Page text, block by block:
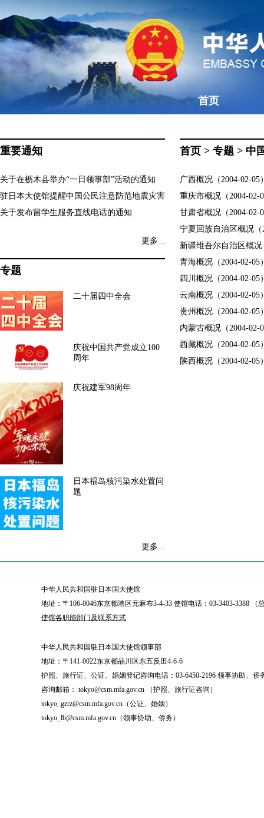
首页
重要通知
关于在枥木县举办“一日领事部”活动的通知
驻日本大使馆提醒中国公民注意防范地震灾害
关于发布留学生服务直线电话的通知
更多...
专题
二十届四中全会
庆祝中国共产党成立100
周年
庆祝建军98周年
日本福岛核污染水处置问
题
更多...
首页 > 专题 > 中
广西概况（2004-02-05
重庆市概况（2004-02-
甘肃省概况（2004-02-
宁夏回族自治区概况（
新疆维吾尔自治区概况
青海概况（2004-02-05
四川概况（2004-02-05
云南概况（2004-02-05
贵州概况（2004-02-05
内蒙古概况（2004-02-
西藏概况（2004-02-05
陕西概况（2004-02-05
中华人民共和国驻日本国大使馆
地址：〒106-0046东京都港区元麻布3-4-33 使馆电话：03-3403-3388 （
使馆各职能部门及联系方式
中华人民共和国驻日本国大使馆领事部
地址：〒141-0022东京都品川区东五反田4-6-6
护照、旅行证、公证、婚姻登记咨询电话：03-6450-2196 领事协助、侨
咨询邮箱： tokyo@csm.mfa.gov.cn （护照、旅行证咨询）
tokyo_gzrz@csm.mfa.gov.cn（公证、婚姻）
tokyo_lb@csm.mfa.gov.cn（领事协助、侨务）